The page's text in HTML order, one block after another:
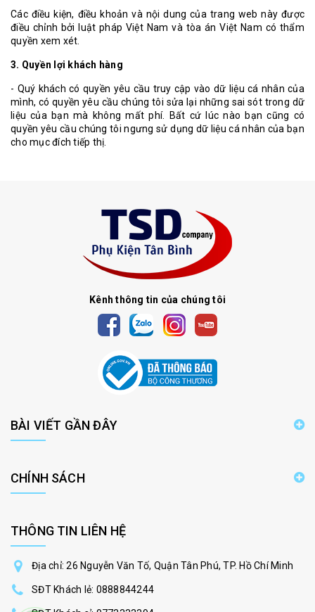
Các điều kiện, điều khoản và nội dung của trang web này được
điều chỉnh bởi luật pháp Việt Nam và tòa án Việt Nam có thẩm
quyền xem xét.
3. Quyền lợi khách hàng
- Quý khách có quyền yêu cầu truy cập vào dữ liệu cá nhân của
mình, có quyền yêu cầu chúng tôi sửa lại những sai sót trong dữ
liệu của bạn mà không mất phí. Bất cứ lúc nào bạn cũng có
quyền yêu cầu chúng tôi ngưng sử dụng dữ liệu cá nhân của bạn
cho mục đích tiếp thị.
Kênh thông tin của chúng tôi
BÀI VIẾT GẦN ĐÂY
CHÍNH SÁCH
THÔNG TIN LIÊN HỆ
Địa chỉ: 26 Nguyễn Văn Tố, Quận Tân Phú, TP. Hồ Chí Minh
SĐT Khách lẻ: 0888844244